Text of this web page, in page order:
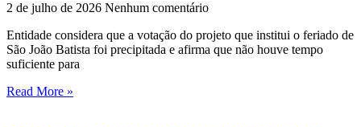
2 de julho de 2026 Nenhum comentário
Entidade considera que a votação do projeto que institui o feriado de
São João Batista foi precipitada e afirma que não houve tempo
suficiente para
Read More »